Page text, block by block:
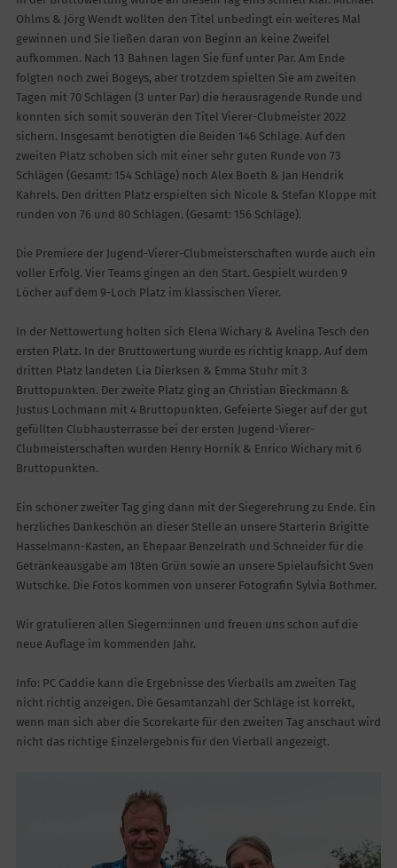
Ohlms & Jörg Wendt wollten den Titel unbedingt ein weiteres Mal
gewinnen und Sie ließen daran von Beginn an keine Zweifel
aufkommen. Nach 13 Bahnen lagen Sie fünf unter Par. Am Ende
folgten noch zwei Bogeys, aber trotzdem spielten Sie am zweiten
Tagen mit 70 Schlägen (3 unter Par) die herausragende Runde und
konnten sich somit souverän den Titel Vierer-Clubmeister 2022
sichern. Insgesamt benötigten die Beiden 146 Schläge. Auf den
zweiten Platz schoben sich mit einer sehr guten Runde von 73
Schlägen (Gesamt: 154 Schläge) noch Alex Boeth & Jan Hendrik
Kahrels. Den dritten Platz erspielten sich Nicole & Stefan Kloppe mit
runden von 76 und 80 Schlägen. (Gesamt: 156 Schläge).
Die Premiere der Jugend-Vierer-Clubmeisterschaften wurde auch ein
voller Erfolg. Vier Teams gingen an den Start. Gespielt wurden 9
Löcher auf dem 9-Loch Platz im klassischen Vierer.
In der Nettowertung holten sich Elena Wichary & Avelina Tesch den
ersten Platz. In der Bruttowertung wurde es richtig knapp. Auf dem
dritten Platz landeten Lia Dierksen & Emma Stuhr mit 3
Bruttopunkten. Der zweite Platz ging an Christian Bieckmann &
Justus Lochmann mit 4 Bruttopunkten. Gefeierte Sieger auf der gut
gefüllten Clubhausterrasse bei der ersten Jugend-Vierer-
Clubmeisterschaften wurden Henry Hornik & Enrico Wichary mit 6
Bruttopunkten.
Ein schöner zweiter Tag ging dann mit der Siegerehrung zu Ende. Ein
herzliches Dankeschön an dieser Stelle an unsere Starterin Brigitte
Hasselmann-Kasten, an Ehepaar Benzelrath und Schneider für die
Getränkeausgabe am 18ten Grün sowie an unsere Spielaufsicht Sven
Wutschke. Die Fotos kommen von unserer Fotografin Sylvia Bothmer.
Wir gratulieren allen Siegern:innen und freuen uns schon auf die
neue Auflage im kommenden Jahr.
Info: PC Caddie kann die Ergebnisse des Vierballs am zweiten Tag
nicht richtig anzeigen. Die Gesamtanzahl der Schläge ist korrekt,
wenn man sich aber die Scorekarte für den zweiten Tag anschaut wird
nicht das richtige Einzelergebnis für den Vierball angezeigt.